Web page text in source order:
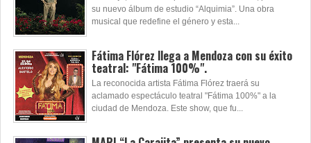
su nuevo álbum de estudio “Alquimia”. Una obra
musical que redefine el género y esta...
Fátima Flórez llega a Mendoza con su éxito
teatral: "Fátima 100%".
La reconocida artista Fátima Flórez traerá su
aclamado espectáculo teatral "Fátima 100%" a la
ciudad de Mendoza. Este show, que fu...